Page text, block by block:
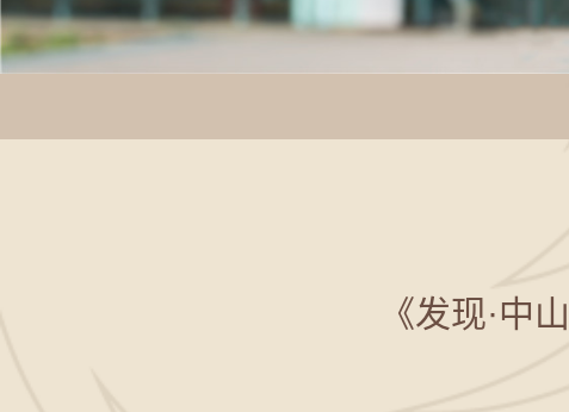
《发现·中